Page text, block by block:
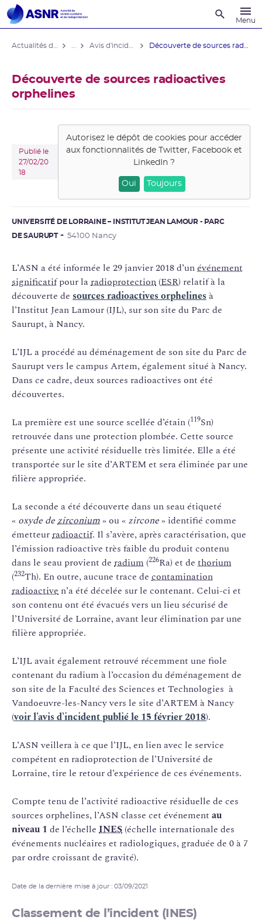
Menu
Découverte de sources radioactives
orphelines
Publié le
27/02/20
18
Autorisez le dépôt de cookies pour accéder
aux fonctionnalités de Twitter, Facebook et
LinkedIn?
Oui Toujours
UNIVERSITÉ DE LORRAINE – INSTITUT JEAN LAMOUR - PARC
DE SAURUPT
54100 Nancy
L’ASN a été informée le 29 janvier 2018 d’unévénement
significatifpour laradioprotection (ESR) relatif à la
découverte de sources radioactives orphelinesà
l’Institut Jean Lamour (IJL), sur son site du Parc de
Saurupt, à Nancy.
L’IJL a procédé au déménagement de son site du Parc de
Saurupt vers le campus Artem, également situé à Nancy.
Dans ce cadre, deux sources radioactives ont été
découvertes.
La première est une source scellée d’étain (119Sn)
retrouvée dans une protection plombée. Cette source
présente une activité résiduelle très limitée. Elle a été
transportée sur le site d’ARTEM et sera éliminée par une
filière appropriée.
La seconde a été découverte dans un seau étiqueté
« oxyde dezirconium» ou « zircone» identifié comme
émetteurradioactif. Il s’avère, après caractérisation, que
l’émission radioactive très faible du produit contenu
dans le seau provient de radium (226Ra) et de thorium
(232Th). En outre, aucune trace de contamination
radioactive n’a été décelée sur le contenant. Celui-ci et
son contenu ont été évacués vers un lieu sécurisé de
l’Université de Lorraine, avant leur élimination par une
filière appropriée.
L’IJL avait également retrouvé récemment une fiole
contenant du radium à l’occasion du déménagement de
son site de la Faculté des Sciences et Technologies à
Vandoeuvre-les-Nancy vers le site d’ARTEM à Nancy
(voir l’avis d’incident publié le 15 février 2018).
L’ASN veillera à ce que l’IJL, en lien avec le service
compétent en radioprotection de l’Université de
Lorraine, tire le retour d’expérience de ces événements.
Compte tenu de l’activité radioactive résiduelle de ces
sources orphelines, l’ASN classe cet événement au
niveau 1 de l’échelle INES (échelle internationale des
événements nucléaires et radiologiques, graduée de 0 à 7
par ordre croissant de gravité).
Date de la dernière mise à jour : 03/09/2021
Classement de l’incident (INES)